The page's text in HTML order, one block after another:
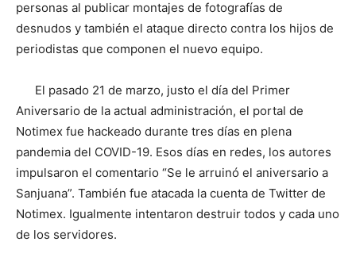
personas al publicar montajes de fotografías de
desnudos y también el ataque directo contra los hijos de
periodistas que componen el nuevo equipo.
El pasado 21 de marzo, justo el día del Primer
Aniversario de la actual administración, el portal de
Notimex fue hackeado durante tres días en plena
pandemia del COVID-19. Esos días en redes, los autores
impulsaron el comentario “Se le arruinó el aniversario a
Sanjuana”. También fue atacada la cuenta de Twitter de
Notimex. Igualmente intentaron destruir todos y cada uno
de los servidores.